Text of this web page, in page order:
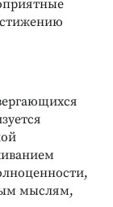
мыслям,